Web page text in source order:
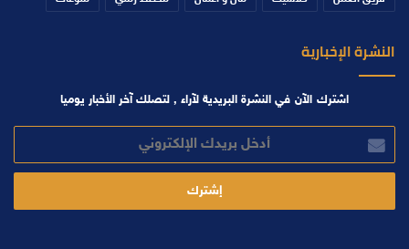
النشرة الإخبارية
اشترك الآن في النشرة البريدية لآراء , لتصلك آخر الأخبار يوميا
بريدك
الإلكتروني